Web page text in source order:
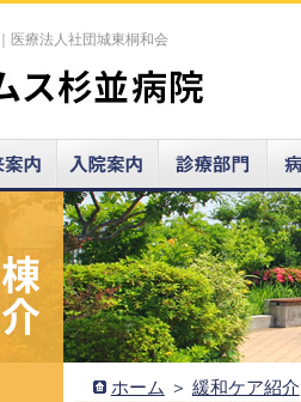
医療法人社団城東桐和会
ホーム ＞ 緩和ケア紹介